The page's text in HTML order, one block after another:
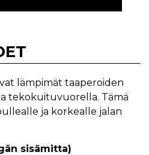
lämpimät taaperoiden
tekokuituvuorella. Tämä
ja korkealle jalan
sisämitta)